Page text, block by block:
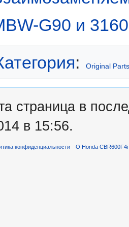
G90 и
: Original
страница в
в 15:56.
конфиденциальности О Honda CBR600F4i